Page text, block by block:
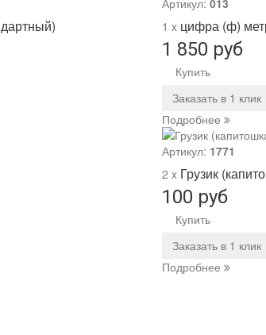
1 x цифра (ф)
1 850 руб
Купить
Заказать в 1 клик
Подробнее
Артикул: 1771
2 x Грузик
100 руб
Купить
Заказать в 1 клик
Подробнее